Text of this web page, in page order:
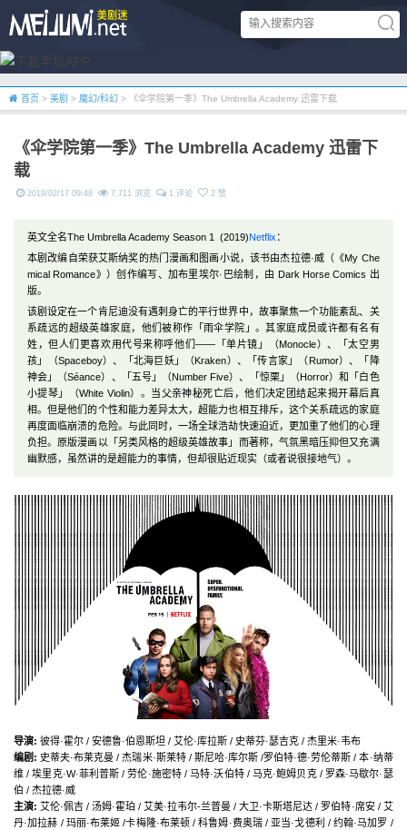
首页 > 美剧 > 魔幻/科幻 > 《伞学院第一季》The Umbrella Academy 迅雷下载
《伞学院第一季》The Umbrella Academy 迅雷下
载
2019/02/17 09:48 7,711 浏览 1 评论 2 赞
英文全名The Umbrella Academy Season 1 (2019)Netflix ：
本剧改编自荣获艾斯纳奖的热门漫画和图画小说，该书由杰拉德·威（《My Che
mical Romance》）创作编写、加布里埃尔·巴绘制，由 Dark Horse Comics 出
版。
该剧设定在一个肯尼迪没有遇刺身亡的平行世界中，故事聚焦一个功能紊乱、关
系疏远的超级英雄家庭，他们被称作「雨伞学院」。其家庭成员或许都有名有
姓，但人们更喜欢用代号来称呼他们——「单片镜」（Monocle）、「太空男
孩」（Spaceboy）、「北海巨妖」（Kraken）、「传言家」（Rumor）、「降
神会」（Séance）、「五号」（Number Five）、「惊栗」（Horror）和「白色
小提琴」（White Violin）。当父亲神秘死亡后，他们决定团结起来揭开幕后真
相。但是他们的个性和能力差异太大，超能力也相互排斥，这个关系疏远的家庭
再度面临崩溃的危险。与此同时，一场全球浩劫快速迫近，更加重了他们的心理
负担。原版漫画以「另类风格的超级英雄故事」而著称，气氛黑暗压抑但又充满
幽默感，虽然讲的是超能力的事情，但却很贴近现实（或者说很接地气）。
导演: 彼得·霍尔 / 安德鲁·伯恩斯坦 / 艾伦·库拉斯 / 史蒂芬·瑟吉克 / 杰里米·韦布
编剧 : 史蒂夫·布莱克曼 / 杰瑞米·斯莱特 / 斯尼哈·库尔斯 /罗伯特·德·劳伦蒂斯 / 本·纳蒂
维 / 埃里克·W·菲利普斯 / 劳伦·施密特 / 马特·沃伯特 / 马克·鲍姆贝克 / 罗森·马歇尔·瑟
伯 / 杰拉德·威
主演: 艾伦·佩吉 / 汤姆·霍珀 / 艾美·拉韦尔-兰普曼 / 大卫·卡斯塔尼达 / 罗伯特·席安 / 艾
丹·加拉赫 / 玛丽·布莱姬 /卡梅隆·布莱顿 / 科鲁姆·费奥瑞 / 亚当·戈德利 / 约翰·马加罗 /